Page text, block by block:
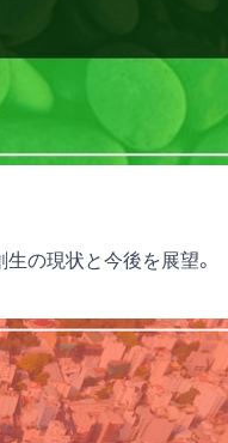
の現状と今後を展望。